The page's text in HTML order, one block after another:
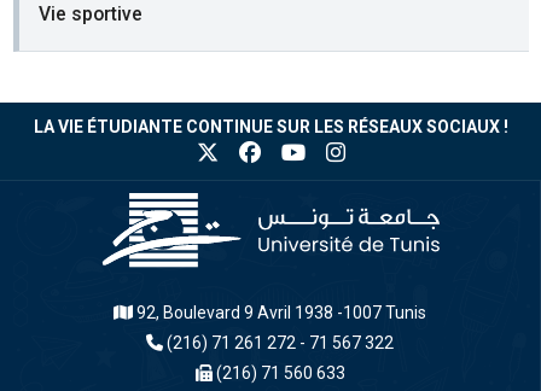
Vie sportive
LA VIE ÉTUDIANTE CONTINUE SUR LES RÉSEAUX SOCIAUX !
92, Boulevard 9 Avril 1938 -1007 Tunis
(216) 71 261 272 - 71 567 322
(216) 71 560 633